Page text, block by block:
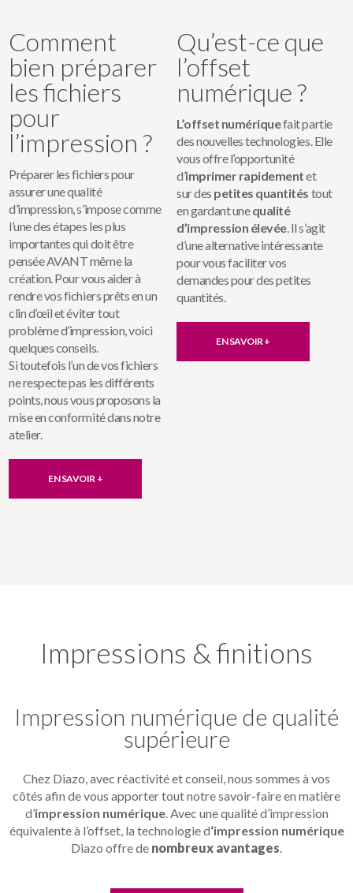
Comment
bien préparer
les fichiers
pour
l’impression ?
Préparer les fichiers pour
assurer une qualité
d’impression, s’impose comme
l’une des étapes les plus
importantes qui doit être
pensée AVANT même la
création. Pour vous aider à
rendre vos fichiers prêts en un
clin d’œil et éviter tout
problème d’impression, voici
quelques conseils.
Si toutefois l’un de vos fichiers
ne respecte pas les différents
points, nous vous proposons la
mise en conformité dans notre
atelier.
EN SAVOIR +
Qu’est-ce que
l’offset
numérique ?
L’offset numériquefait partie
des nouvelles technologies. Elle
vous offre l’opportunité
d’imprimer rapidementet
sur des petites quantités tout
en gardant unequalité
d’impression élevée. Il s’agit
d’une alternative intéressante
pour vous faciliter vos
demandes pour des petites
quantités.
EN SAVOIR +
Impressions & finitions
Impression numérique de qualité
supérieure
Chez Diazo, avec réactivité et conseil, nous sommes à vos
côtés afin de vous apporter tout notre savoir-faire en matière
d’impression numérique. Avec une qualité d’impression
équivalente à l’offset, la technologie d‘impression numérique
Diazo offre de nombreux avantages.